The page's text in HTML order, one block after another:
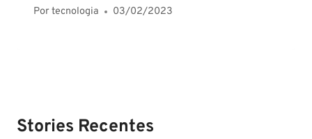
Portecnologia 03/02/2023
Stories Recentes